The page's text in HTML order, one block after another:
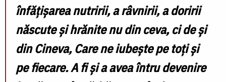
înfățișarea nutririi, a râvnirii, a doririi
născute și hrănite nu din ceva, ci de și
din Cineva, Care ne iubește pe toți și
pe fiecare. A fi și a avea întru devenire